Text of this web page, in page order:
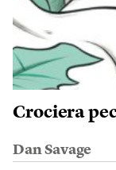
Crociera
Dan Savage